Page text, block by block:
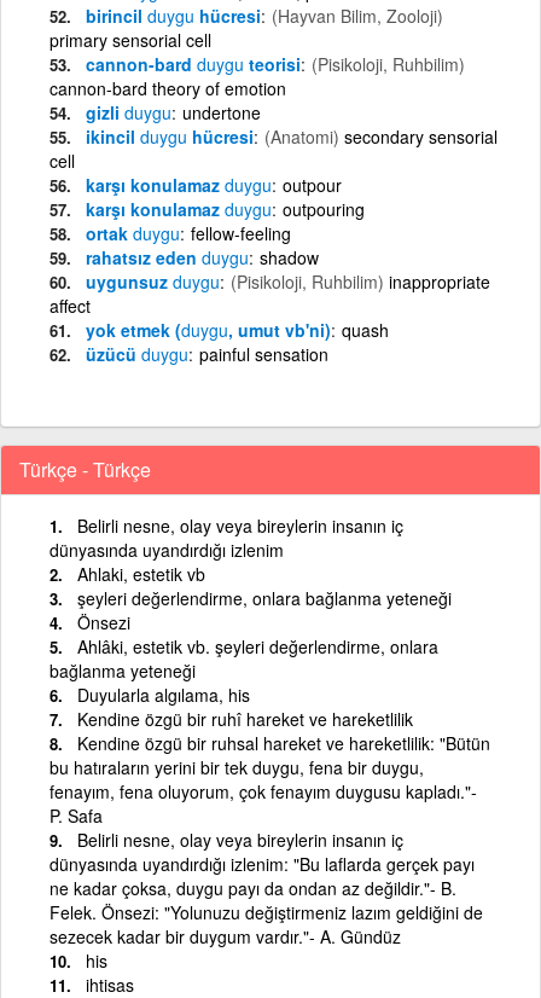
birincil duygu hücresi (Hayvan Bilim, Zooloji)
primary sensorial cell
cannon-bard duygu teorisi (Pisikoloji, Ruhbilim)
cannon-bard theory of emotion
gizli duygu undertone
ikincil duygu hücresi (Anatomi) secondary sensorial
cell
karşı konulamaz duygu outpour
karşı konulamaz duygu outpouring
ortak duygu fellow-feeling
rahatsız eden duygu shadow
uygunsuz duygu (Pisikoloji, Ruhbilim) inappropriate
affect
yok etmek (duygu, umut vb'ni) quash
üzücü duygu painful sensation
Türkçe - Türkçe
Belirli nesne, olay veya bireylerin insanın iç
dünyasında uyandırdığı izlenim
Ahlaki, estetik vb
şeyleri değerlendirme, onlara bağlanma yeteneği
Önsezi
Ahlâki, estetik vb. şeyleri değerlendirme, onlara
bağlanma yeteneği
Duyularla algılama, his
Kendine özgü bir ruhî hareket ve hareketlilik
Kendine özgü bir ruhsal hareket ve hareketlilik: "Bütün
bu hatıraların yerini bir tek duygu, fena bir duygu,
fenayım, fena oluyorum, çok fenayım duygusu kapladı."-
P. Safa
Belirli nesne, olay veya bireylerin insanın iç
dünyasında uyandırdığı izlenim: "Bu laflarda gerçek payı
ne kadar çoksa, duygu payı da ondan az değildir."- B.
Felek. Önsezi: "Yolunuzu değiştirmeniz lazım geldiğini de
sezecek kadar bir duygum vardır."- A. Gündüz
his
ihtisas